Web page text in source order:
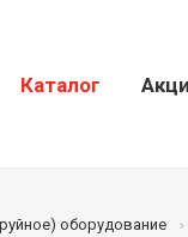
Каталог
оборудование